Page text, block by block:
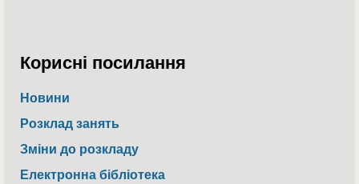
Корисні посилання
Новини
Розклад занять
Зміни до розкладу
Електронна бібліотека